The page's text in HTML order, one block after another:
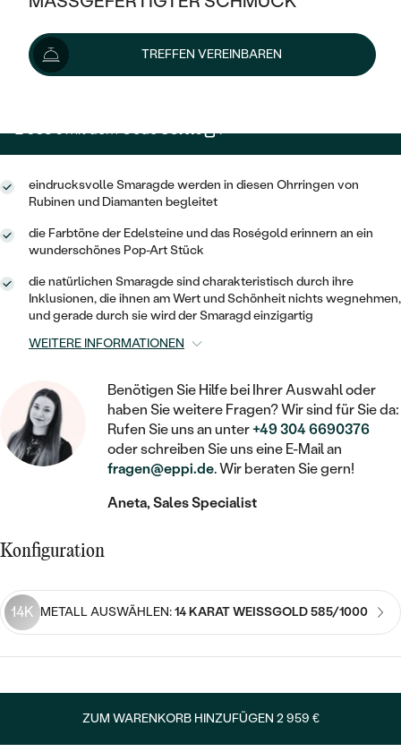
KLASSISCH
MEMOIRE
V-FORM
VINTAGE
AUSSERGEWÖHNLICHE
GEHÄMMERTE
MIT FÜLLUNG
IM SET
GÜNSTIG
LUXURIÖSE
MIT MEHREREN DIAMANTEN
HALO
VINTAGE
IM SET
AUSSERGEWÖHNLICH
GESTALTE EINEN RING
WÄHLE EINEN RING
DIAMANTEN ZUM EINFASSEN
LAB GROWN DIAMANTEN ZUM
EINFASSEN
FARBIGE DIAMANTEN ZUM EINFASSEN
NACH EDELSTEIN
MIT DIAMANT
MIT LAB GROWN DIAMANT
MIT FARBIGEN DIAMANTEN
AUSVERKAUF
WENN SCHMUCK HILFT
NACH TYP
ANHÄNGER / KETTEN
ARMBÄNDER
SCHMUCKSET
HERRENSCHMUCK
SCHMUCK FÜR KINDER
BROSCHEN
SCHMUCKZUBEHÖR
GOLD
SILBER
PLATIN
PLATIN
OHRSTECKER
CREOLEN
MINIMALISTISCHE
OHRHÄNGER
SOLITÄR
KINDER
PIERCINGS
MIT DIAMANT
MIT EDELSTEIN
PERLENOHRRINGE
NACH PREIS
GOLD
SILBER
ZUR GEBURT EINES KINDES
PERSONALISIERT
MIT STERNZEICHEN
MINIMALISTISCH
MEDAILLON
KETTEN
MIT TIEREN
NACH EDELSTEIN
MIT DIAMANT
MIT EDELSTEIN
PERLENKETTEN
AUSVERKAUF
GOLD
SILBER
NACH STYL
MEMOIRE
STATEMENT
SIEGELRINGE
NACH EDELSTEIN
MIT DIAMANT
MIT EDELSTEIN
NACH PREIS
TREFFEN VEREINBAREN
2 959 €
Wir liefern den Schmuck innerhalb von 3 - 4 Wochen.
Lieferoptionen
2 663 €mit dem CodeSUN10 .
eindrucksvolle Smaragde werden in diesen Ohrringen von
Rubinen und Diamanten begleitet
die Farbtöne der Edelsteine und das Roségold erinnern an ein
wunderschönes Pop-Art Stück
die natürlichen Smaragde sind charakteristisch durch ihre
Inklusionen, die ihnen am Wert und Schönheit nichts wegnehmen,
und gerade durch sie wird der Smaragd einzigartig
WEITERE INFORMATIONEN
Benötigen Sie Hilfe bei Ihrer Auswahl oder
haben Sie weitere Fragen? Wir sind für Sie da:
Rufen Sie uns an unter+49 304 6690376
oder schreiben Sie uns eine E-Mail an
fragen@eppi.de. Wir beraten Sie gern!
Aneta, Sales Specialist
Konfiguration
14K METALL AUSWÄHLEN:14 KARAT WEISSGOLD 585/1000
ZUM WARENKORB HINZUFÜGEN 2 959 €